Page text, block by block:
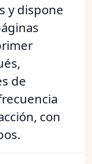
y dispone
de
con